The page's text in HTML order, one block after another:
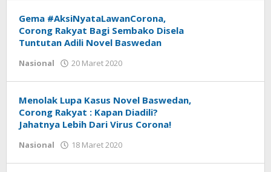
Gema #AksiNyataLawanCorona,
Corong Rakyat Bagi Sembako Disela
Tuntutan Adili Novel Baswedan
Nasional 20 Maret 2020
Menolak Lupa Kasus Novel Baswedan,
Corong Rakyat : Kapan Diadili?
Jahatnya Lebih Dari Virus Corona!
Nasional 18 Maret 2020